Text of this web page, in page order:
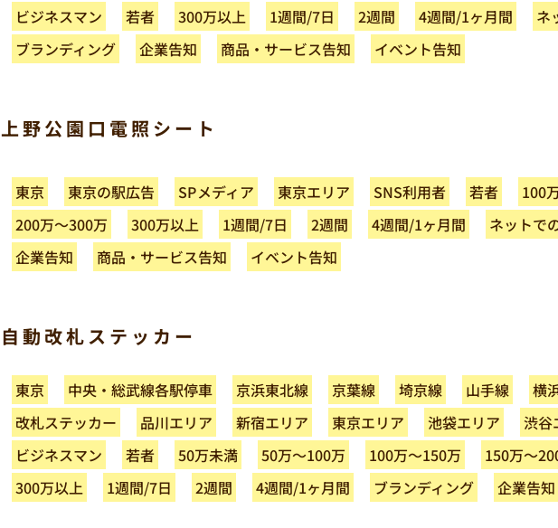
ビジネスマン 若者 300万以上 1週間/7日 2週間 4週間/1ヶ月間 ネ
ブランディング 企業告知 商品・サービス告知 イベント告知
上野公園口電照シート
東京 東京の駅広告 SPメディア 東京エリア SNS利用者 若者
100
200万～300万
300万以上 1週間/7日 2週間 4週間/1ヶ月間 ネットで
企業告知 商品・サービス告知 イベント告知
自動改札ステッカー
東京 中央・総武線各駅停車 京浜東北線 京葉線 埼京線 山手線 横
改札ステッカー 品川エリア 新宿エリア 東京エリア 池袋エリア 渋谷
ビジネスマン 若者 50万未満 50万～100万 100万～150万 150万～
300万以上 1週間/7日 2週間 4週間/1ヶ月間 ブランディング 企業告知